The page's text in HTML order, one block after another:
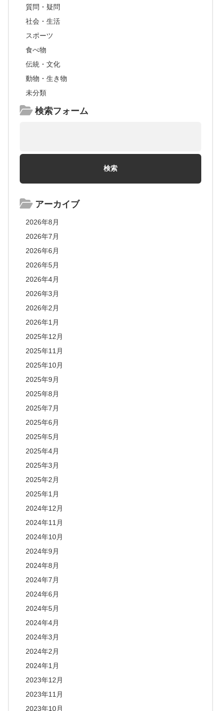
質問・疑問
社会・生活
スポーツ
食べ物
伝統・文化
動物・生き物
未分類
検索フォーム
アーカイブ
2026年8月
2026年7月
2026年6月
2026年5月
2026年4月
2026年3月
2026年2月
2026年1月
2025年12月
2025年11月
2025年10月
2025年9月
2025年8月
2025年7月
2025年6月
2025年5月
2025年4月
2025年3月
2025年2月
2025年1月
2024年12月
2024年11月
2024年10月
2024年9月
2024年8月
2024年7月
2024年6月
2024年5月
2024年4月
2024年3月
2024年2月
2024年1月
2023年12月
2023年11月
2023年10月